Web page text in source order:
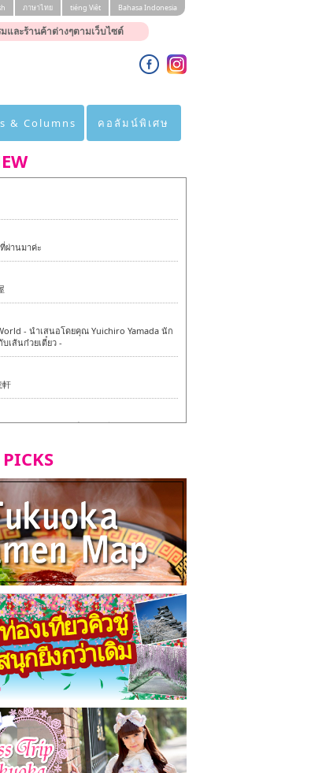
และร้านค้าต่างๆตามเว็บไซต์
ภาษาไทย tiéng Viêt Bahasa Indonesia
& Columns คอลัมน์พิเศษ
ผ่านมาค่ะ
- นำเสนอโดยคุณ Yuichiro Yamada นัก
บเส้นก๋วยเตี๋ยว -
軒
าหลักฮากาตะ - ทัวร์ชิมเมนูวีแกนและมังสวิรัติ
มังสวิรัติในเมืองฟุกุโอกะ
- ทัวร์ชิมเมนูวีแกนและมังสวิรัติในเมืองฟุกุโอ
Udon-ten / 東筑軒 折尾本社うどん店
/ 丸好食堂